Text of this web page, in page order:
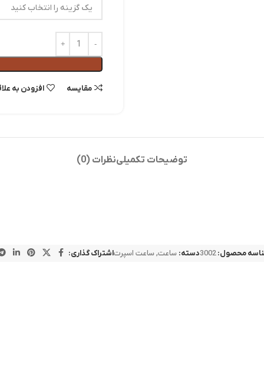
مقايسه افزودن به
توضیحات تکمیلینظرات (0)
محصول:3002دسته: ساعت, ساعت اسپرتاشتراک گذاری: